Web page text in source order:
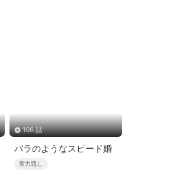
106 話
バラのようなスピード婚
実力隠し